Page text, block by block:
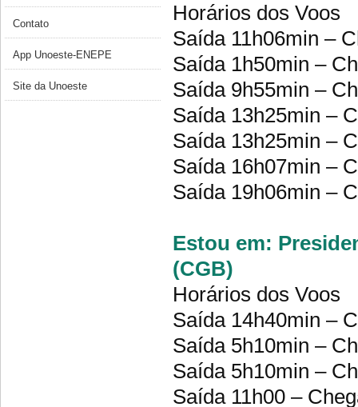
Contato
App Unoeste-ENEPE
Site da Unoeste
Horários dos Voos
Saída 11h06min –
Saída 1h50min –
Saída 9h55min –
Saída 13h25min –
Saída 13h25min –
Saída 16h07min –
Saída 19h06min –
Estou em:
(CGB)
Horários dos Voos
Saída 14h40min –
Saída 5h10min –
Saída 5h10min –
Saída 11h00 –